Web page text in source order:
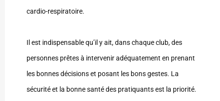
cardio-respiratoire.
Il est indispensable qu’il y ait, dans chaque club, des
personnes prêtes à intervenir adéquatement en prenant
les bonnes décisions et posant les bons gestes. La
sécurité et la bonne santé des pratiquants est la priorité.